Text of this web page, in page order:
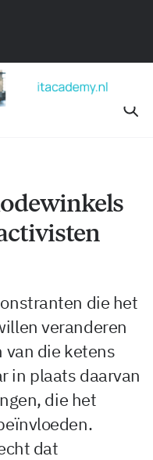
die het
veranderen
die ketens
in plaats daarvan
die het
dat